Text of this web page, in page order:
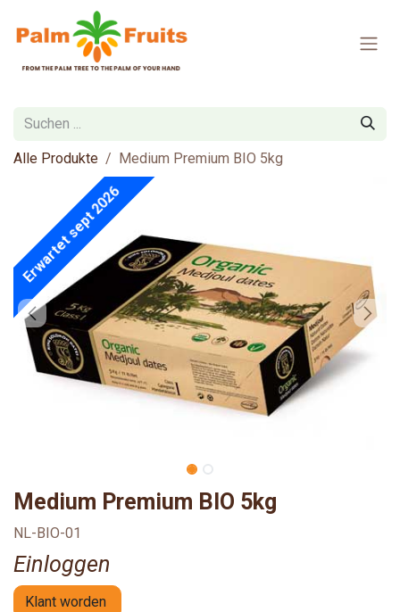
Zum Inhalt springen
Alle Produkte Medium Premium BIO 5kg
Erwartet sept 2026
Medium Premium BIO 5kg
NL-BIO-01
Einloggen
Klant worden